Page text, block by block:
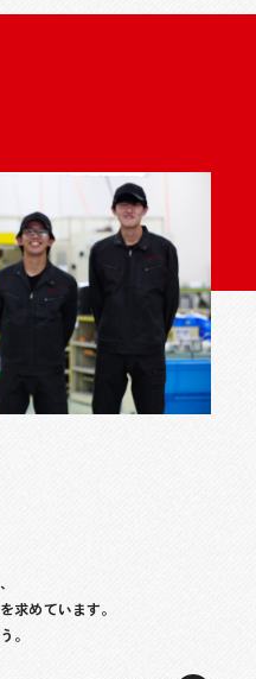
求めています。
。